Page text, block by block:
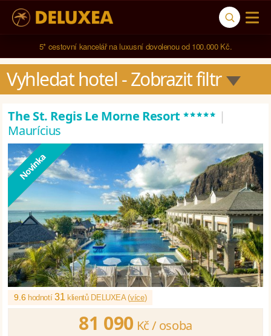
5* cestovní kancelář na luxusní dovolenou od 100.000 Kč.
Vyhledat hotel - Zobrazit filtr
The St. Regis Le Morne Resort ***** |
Maurícius
9.6 hodnotí31 klientů DELUXEA (více)
81 090 Kč / osoba